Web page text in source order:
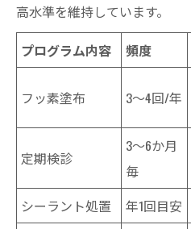
高水準を維持しています。
プログラム内容
頻度
フッ素塗布 3～4回/年
定期検診
3～6か月
毎
シーラント処置
年1回目安